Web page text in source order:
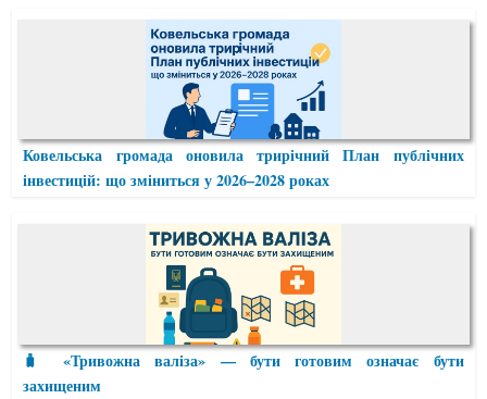
Ковельська громада оновила трирічний План публічних
інвестицій: що зміниться у 2026–2028 роках
🧳 «Тривожна валіза» — бути готовим означає бути
захищеним